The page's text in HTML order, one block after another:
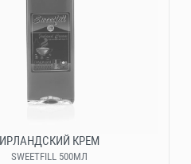
ИРЛАНДСКИЙ КРЕМ
SWEETFILL 500МЛ